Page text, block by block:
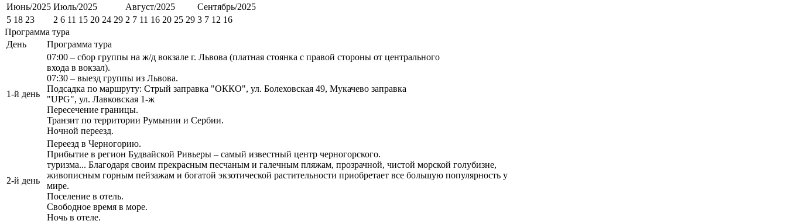
Июнь/2025 Июль/2025 Август/2025
Сентябрь/2025
5 18 23
2 6 11 15 20 24 29 2 7 11 16 20 25 29 3 7 12 16
Программа тура
День
Программа тура
1-й день
07:00 – сбор группы на ж/д вокзале г. Львова (платная стоянка с правой стороны от центрального
входа в вокзал).
07:30 – выезд группы из Львова.
Подсадка по маршруту: Стрый заправка "ОККО", ул. Болеховская 49, Мукачево заправка
"UPG", ул. Лавковская 1-ж
Пересечение границы.
Транзит по территории Румынии и Сербии.
Ночной переезд.
2-й день
Переезд в Черногорию.
Прибытие в регион Будвайской Ривьеры – самый известный центр черногорского.
туризма... Благодаря своим прекрасным песчаным и галечным пляжам, прозрачной, чистой морской голубизне,
живописным горным пейзажам и богатой экзотической растительности приобретает все большую популярность у
мире.
Поселение в отель.
Свободное время в море.
Ночь в отеле.